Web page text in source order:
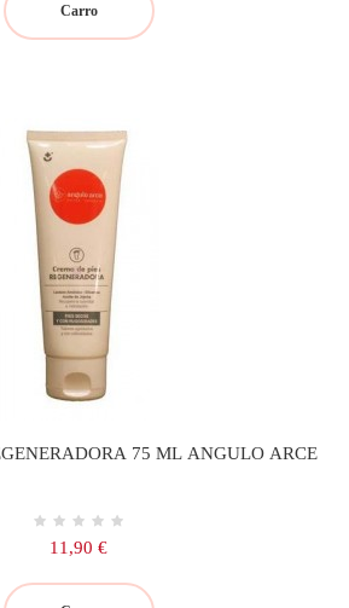
Carro
75 ML ANGULO ARCE
Precio
11,90 €